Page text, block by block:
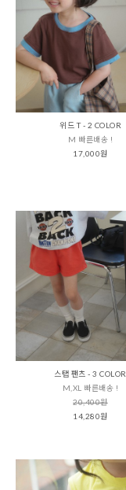
위드 T - 2 COLOR
M 빠른배송 !
17,000원
스탭 팬츠 - 3 COLOR
M,XL 빠른배송 !
20,400원
14,280원